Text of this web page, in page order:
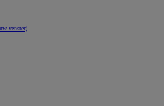
venster)